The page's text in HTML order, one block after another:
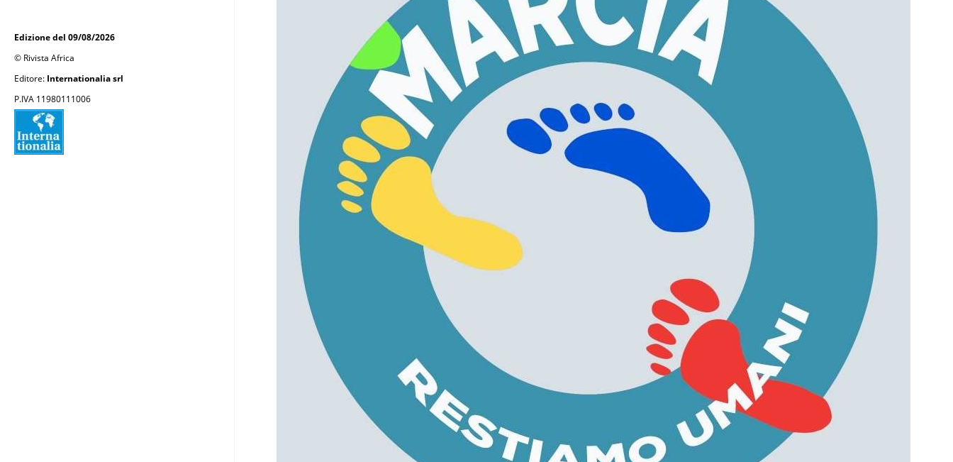
Edizione del 09/08/2026
© Rivista Africa
Editore: Internationalia srl
P.IVA 11980111006